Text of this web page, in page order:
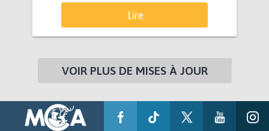
Lire
VOIR PLUS DE MISES À JOUR